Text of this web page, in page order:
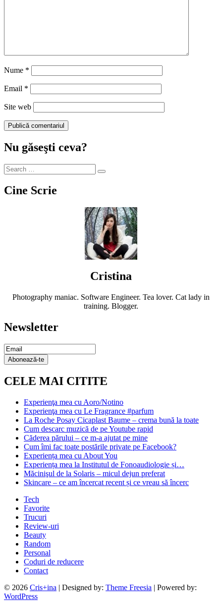
Nume *
Email *
Site web
Nu găseşti ceva?
Cine Scrie
Cristina
Photography maniac. Software Engineer. Tea lover. Cat lady in
training. Blogger.
Newsletter
Email
Subscription
Abonează-te
CELE MAI CITITE
Experienţa mea cu Aoro/Notino
Experienţa mea cu Le Fragrance #parfum
La Roche Posay Cicaplast Baume – crema bună la toate
Cum descarc muzică de pe Youtube rapid
Căderea părului – ce m-a ajutat pe mine
Cum îmi fac toate postările private pe Facebook?
Experiența mea cu About You
Experiența mea la Institutul de Fonoaudiologie și…
Măcinişul de la Solaris – micul dejun preferat
Skincare – ce am încercat recent și ce vreau să încerc
Tech
Favorite
Trucuri
Review-uri
Beauty
Random
Personal
Coduri de reducere
Contact
© 2026 Cris+ina | Designed by: Theme Freesia | Powered by:
WordPress